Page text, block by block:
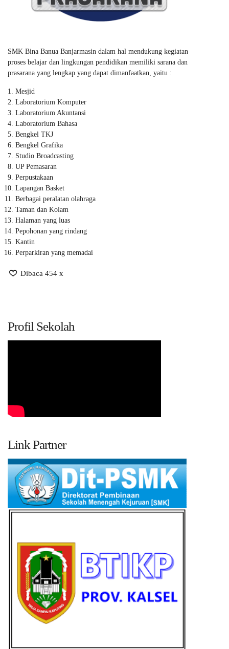
SMK Bina Banua Banjarmasin dalam hal mendukung kegiatan
proses belajar dan lingkungan pendidikan memiliki sarana dan
prasarana yang lengkap yang dapat dimanfaatkan, yaitu :
Mesjid
Laboratorium Komputer
Laboratorium Akuntansi
Laboratorium Bahasa
Bengkel TKJ
Bengkel Grafika
Studio Broadcasting
UP Pemasaran
Perpustakaan
Lapangan Basket
Berbagai peralatan olahraga
Taman dan Kolam
Halaman yang luas
Pepohonan yang rindang
Kantin
Perparkiran yang memadai
Dibaca 454 x
Profil Sekolah
Link Partner